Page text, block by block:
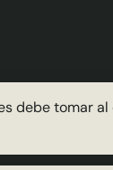
debe tomar al